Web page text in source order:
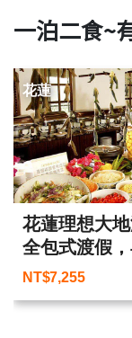
一泊二食~
花蓮
花蓮理想大
全包式渡假
河漫遊一次滿
NT$7,255